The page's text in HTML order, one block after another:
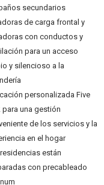
secundarios
de carga frontal y
con conductos y
para un acceso
y silencioso a la
personalizada Five
para una gestión
de los servicios y la
en el hogar
están
con precableado